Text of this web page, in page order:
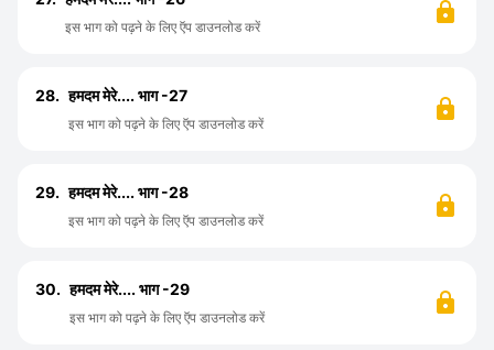
इस भाग को पढ़ने के लिए ऍप डाउनलोड करें
28. हमदम मेरे.... भाग -27
इस भाग को पढ़ने के लिए ऍप डाउनलोड करें
29. हमदम मेरे.... भाग -28
इस भाग को पढ़ने के लिए ऍप डाउनलोड करें
30. हमदम मेरे.... भाग -29
इस भाग को पढ़ने के लिए ऍप डाउनलोड करें